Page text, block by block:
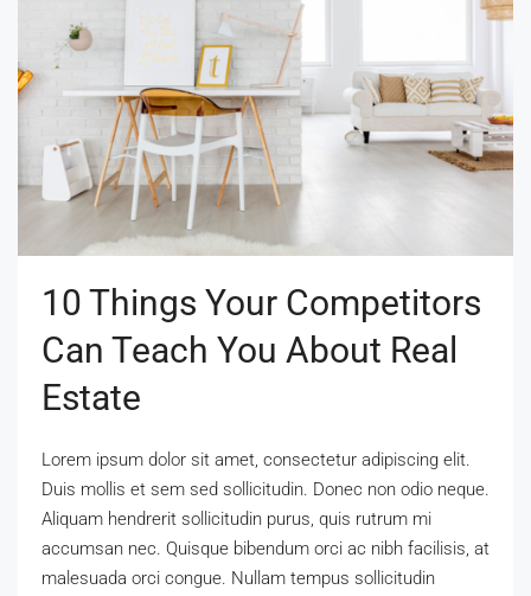
10 Things Your Competitors
Can Teach You About Real
Estate
Lorem ipsum dolor sit amet, consectetur adipiscing elit.
Duis mollis et sem sed sollicitudin. Donec non odio neque.
Aliquam hendrerit sollicitudin purus, quis rutrum mi
accumsan nec. Quisque bibendum orci ac nibh facilisis, at
malesuada orci congue. Nullam tempus sollicitudin